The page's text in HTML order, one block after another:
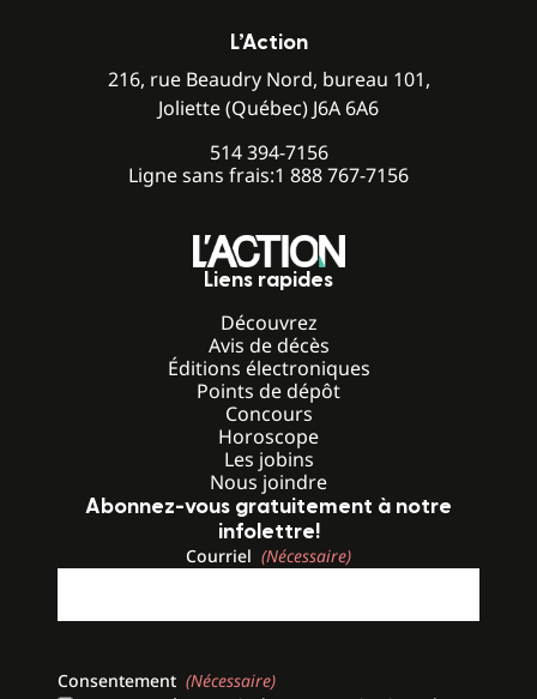
L’Action
216, rue Beaudry Nord, bureau 101,
Joliette (Québec) J6A 6A6
514 394-7156
Ligne sans frais:1 888 767-7156
Liens rapides
Découvrez
Avis de décès
Éditions électroniques
Points de dépôt
Concours
Horoscope
Les jobins
Nous joindre
Abonnez-vous gratuitement à notre
infolettre!
Courriel (Nécessaire)
Consentement (Nécessaire)